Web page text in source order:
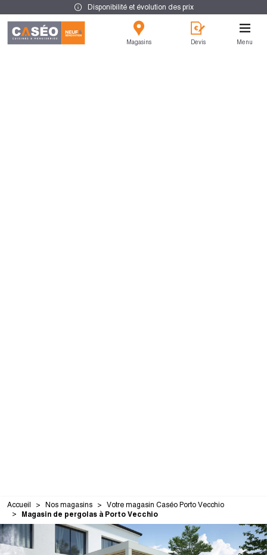
Disponibilité et évolution des prix
Magasins Devis Menu
Accueil Nos magasins Votre magasin Caséo Porto Vecchio
Magasin de pergolas à Porto Vecchio